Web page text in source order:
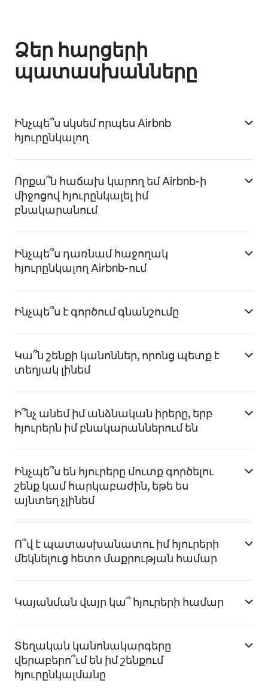
Ձեր հարցերի
պատասխանները
Ինչպե՞ս սկսեմ որպես Airbnb
հյուրընկալող
Որքա՞ն հաճախ կարող եմ Airbnb-ի
միջոցով հյուրընկալել իմ
բնակարանում
Ինչպե՞ս դառնամ հաջողակ
հյուրընկալող Airbnb-ում
Ինչպե՞ս է գործում գնանշումը
Կա՞ն շենքի կանոններ, որոնց պետք է
տեղյակ լինեմ
Ի՞նչ անեմ իմ անձնական իրերը, երբ
հյուրերն իմ բնակարաններում են
Ինչպե՞ս են հյուրերը մուտք գործելու
շենք կամ հարկաբաժին, եթե ես
այնտեղ չլինեմ
Ո՞վ է պատասխանատու իմ հյուրերի
մեկնելուց հետո մաքրության համար
Կայանման վայր կա՞ հյուրերի համար
Տեղական կանոնակարգերը
վերաբերո՞ւմ են իմ շենքում
հյուրընկալմանը